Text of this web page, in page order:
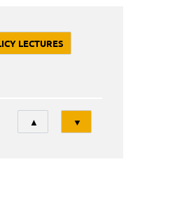
LECTURES
Tri
▲ ▼